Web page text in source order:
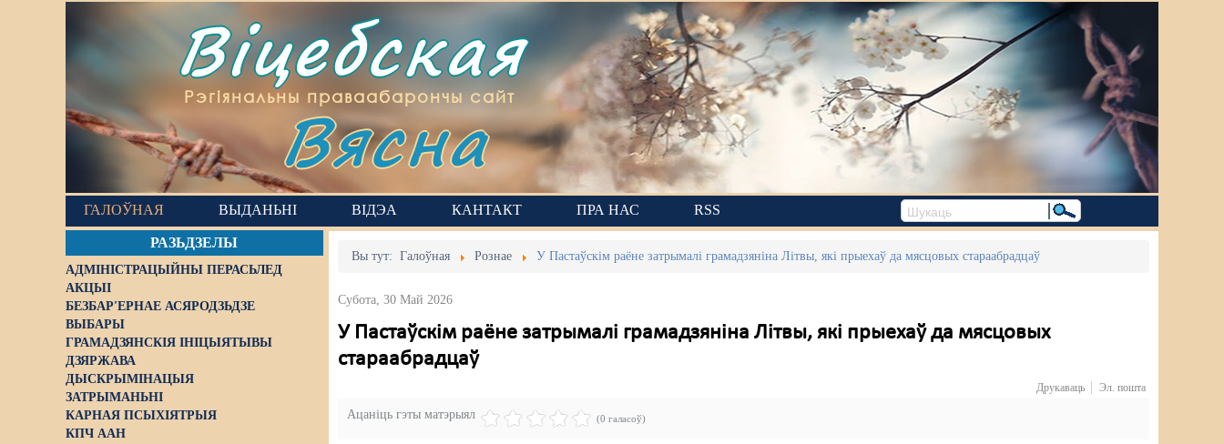
Віцебская
Рэгіянальны праваабарончы сайт
Вясна
ГАЛОЎНАЯ ВЫДАНЬНІ ВІДЭА КАНТАКТ ПРА НАС RSS
РАЗЬДЗЕЛЫ
АДМІНІСТРАЦЫЙНЫ ПЕРАСЬЛЕД
АКЦЫІ
БЕЗБАР'ЕРНАЕ АСЯРОДЗЬДЗЕ
ВЫБАРЫ
ГРАМАДЗЯНСКІЯ ІНІЦЫЯТЫВЫ
ДЗЯРЖАВА
ДЫСКРЫМІНАЦЫЯ
ЗАТРЫМАНЬНІ
КАРНАЯ ПСЫХІЯТРЫЯ
КПЧ ААН
Вы тут:Галоўная Рознае У Пастаўскім раёне затрымалі грамадзяніна Літвы, які прыехаў да мясцовых стараабрадцаў
Субота, 30 Май 2026
У Пастаўскім раёне затрымалі грамадзяніна Літвы, які прыехаў да мясцовых
стараабрадцаў
Друкаваць Эл. пошта
Ацаніць гэты матэрыял (0 галасоў)